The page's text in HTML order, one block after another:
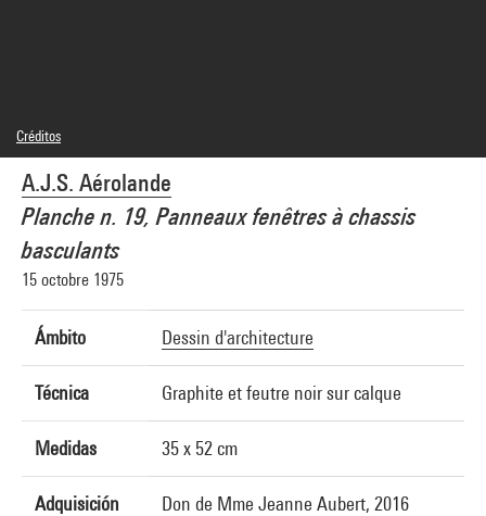
A.J.S. Aérolande
Planche n. 19, Panneaux fenêtres à chassis
basculants
15 octobre 1975
Ámbito Dessin d'architecture
Técnica Graphite et feutre noir sur calque
Medidas 35 x 52 cm
Adquisición Don de Mme Jeanne Aubert, 2016
Créditos
© Aérolande
Créditos fotográficos : Centre Pompidou, MNAM-CCI/Hélène Mauri/Dist.
GrandPalaisRmn
Referencia de la imagen : 4N36031
Difusión de la imagen :